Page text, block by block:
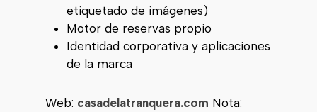
etiquetado de imágenes)
Motor de reservas propio
Identidad corporativa y aplicaciones
de la marca
Web: casadelatranquera.com Nota: